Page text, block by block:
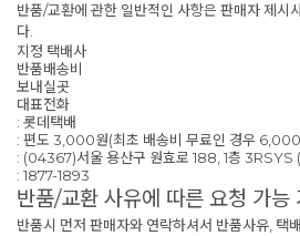
반품/교환에 관한 일반적인 사항은 판매자 제시
다.
지정 택배사
반품배송비
보내실곳
대표전화
: 롯데택배
: 편도 3,000원(최초 배송비 무료인 경우
: (04367)서울 용산구 원효로 188, 1층 3RSYS
: 1877-1893
반품/교환 사유에 따른 요청 가능
반품시 먼저 판매자와 연락하셔서 반품사유, 택